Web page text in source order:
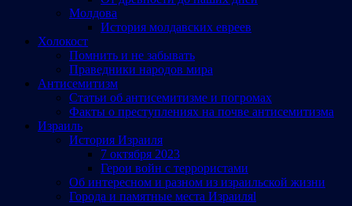
Молдова
История молдавских евреев
Холокост
Помнить и не забывать
Праведники народов мира
Антисемитизм
Статьи об антисемитизме и погромах
Факты о преступлениях на почве антисемитизма
Израиль
История Израиля
7 октября 2023
Герои войн с террористами
Об интересном и разном из израильской жизни
Города и памятные места Израиляl